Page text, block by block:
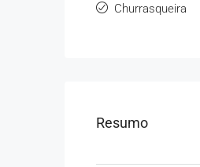
Churrasqueira
Resumo